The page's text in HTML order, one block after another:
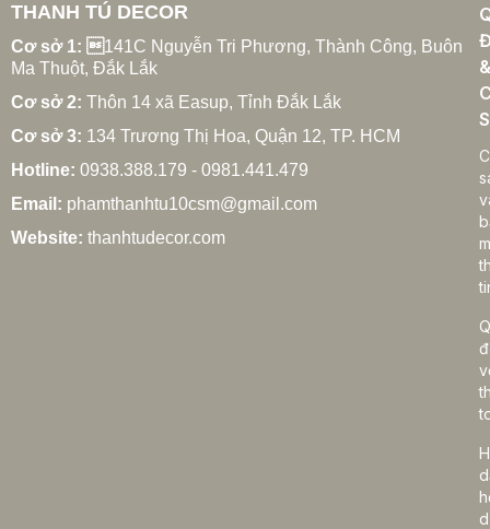
THANH TÚ DECOR
Cơ sở 1: 141C Nguyễn Tri Phương, Thành Công, Buôn
Ma Thuột, Đắk Lắk
Cơ sở 2: Thôn 14 xã Easup, Tỉnh Đắk Lắk
Cơ sở 3: 134 Trương Thị Hoa, Quận 12, TP. HCM
Hotline: 0938.388.179 - 0981.441.479
Email: phamthanhtu10csm@gmail.com
Website: thanhtudecor.com
&